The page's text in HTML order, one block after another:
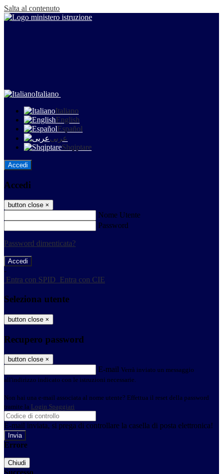
Salta al contenuto
Italiano
Italiano
English
Español
عربى
Shqiptare
Accedi
Accedi
button close ×
Nome Utente
Password
Password dimenticata?
-
Entra con SPID Entra con CIE
Seleziona utente
button close ×
Recupero password
button close ×
E-mail Verrà inviato un messaggio
all'indirizzo indicato con le istruzioni necessarie.
Non hai una e-mail associata al nome utente? Effettua il reset della password
tramite la Login Spaggiari
E-mail inviata, si prega di controllare la casella di posta elettronica!
Errore
Chiudi